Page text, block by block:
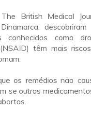
British Medical
descobriram
conhecidos como
têm mais
os remédios não
se outros